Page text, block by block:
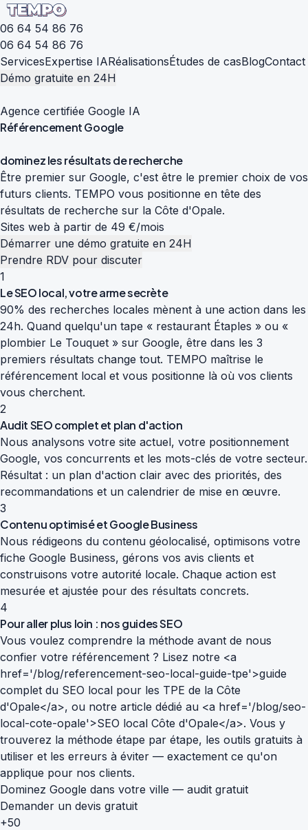
06 64 54 86 76
06 64 54 86 76
ServicesExpertise IARéalisationsÉtudes de casBlogContact
Démo gratuite en 24H
Agence certifiée Google IA
RéférencementGoogle
dominezlesrésultatsderecherche
Être premier sur Google, c'est être le premier choix de vos
futurs clients. TEMPO vous positionne en tête des
résultats de recherche sur la Côte d'Opale.
Sites web à partir de 49 €/mois
Démarrer une démo gratuite en 24H
Prendre RDV pour discuter
1
Le SEO local, votre arme secrète
90% des recherches locales mènent à une action dans les
24h. Quand quelqu'un tape « restaurant Étaples » ou «
plombier Le Touquet » sur Google, être dans les 3
premiers résultats change tout. TEMPO maîtrise le
référencement local et vous positionne là où vos clients
vous cherchent.
2
Audit SEO complet et plan d'action
Nous analysons votre site actuel, votre positionnement
Google, vos concurrents et les mots-clés de votre secteur.
Résultat : un plan d'action clair avec des priorités, des
recommandations et un calendrier de mise en œuvre.
3
Contenu optimisé et Google Business
Nous rédigeons du contenu géolocalisé, optimisons votre
fiche Google Business, gérons vos avis clients et
construisons votre autorité locale. Chaque action est
mesurée et ajustée pour des résultats concrets.
4
Pour aller plus loin : nos guides SEO
Vous voulez comprendre la méthode avant de nous
confier votre référencement ? Lisez notre <a
href='/blog/referencement-seo-local-guide-tpe'>guide
complet du SEO local pour les TPE de la Côte
d'Opale</a>, ou notre article dédié au <a href='/blog/seo-
local-cote-opale'>SEO local Côte d'Opale</a>. Vous y
trouverez la méthode étape par étape, les outils gratuits à
utiliser et les erreurs à éviter — exactement ce qu'on
applique pour nos clients.
Dominez Google dans votre ville — audit gratuit
Demander un devis gratuit
+50